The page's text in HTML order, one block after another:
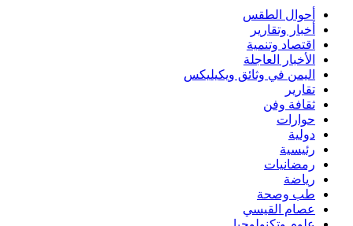
أحوال الطقس
أخبار وتقارير
اقتصاد وتنمية
الأخبار العاجلة
اليمن في وثائق ويكيليكس
تقارير
ثقافة وفن
حوارات
دولية
رئيسية
رمضانيات
رياضة
طب وصحة
عصام القيسي